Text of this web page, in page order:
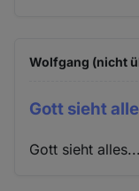
Wolfgang (nicht
Gott sieht
Gott sieht